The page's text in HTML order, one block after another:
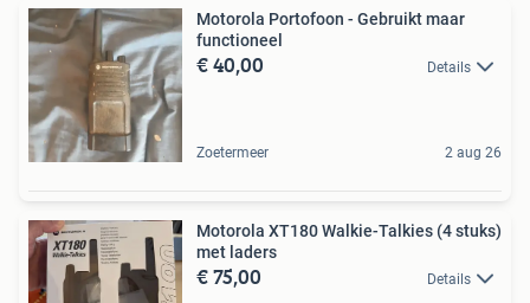
Motorola Portofoon - Gebruikt maar
functioneel
€ 40,00 Details
Zoetermeer 2 aug 26
Motorola XT180 Walkie-Talkies (4 stuks)
met laders
€ 75,00 Details